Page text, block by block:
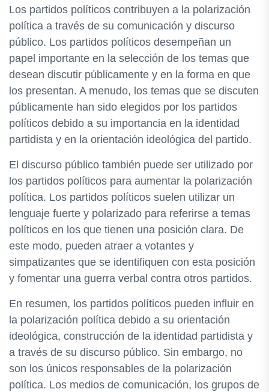
Los partidos políticos contribuyen a la polarización
política a través de su comunicación y discurso
público. Los partidos políticos desempeñan un
papel importante en la selección de los temas que
desean discutir públicamente y en la forma en que
los presentan. A menudo, los temas que se discuten
públicamente han sido elegidos por los partidos
políticos debido a su importancia en la identidad
partidista y en la orientación ideológica del partido.
El discurso público también puede ser utilizado por
los partidos políticos para aumentar la polarización
política. Los partidos políticos suelen utilizar un
lenguaje fuerte y polarizado para referirse a temas
políticos en los que tienen una posición clara. De
este modo, pueden atraer a votantes y
simpatizantes que se identifiquen con esta posición
y fomentar una guerra verbal contra otros partidos.
En resumen, los partidos políticos pueden influir en
la polarización política debido a su orientación
ideológica, construcción de la identidad partidista y
a través de su discurso público. Sin embargo, no
son los únicos responsables de la polarización
política. Los medios de comunicación, los grupos de